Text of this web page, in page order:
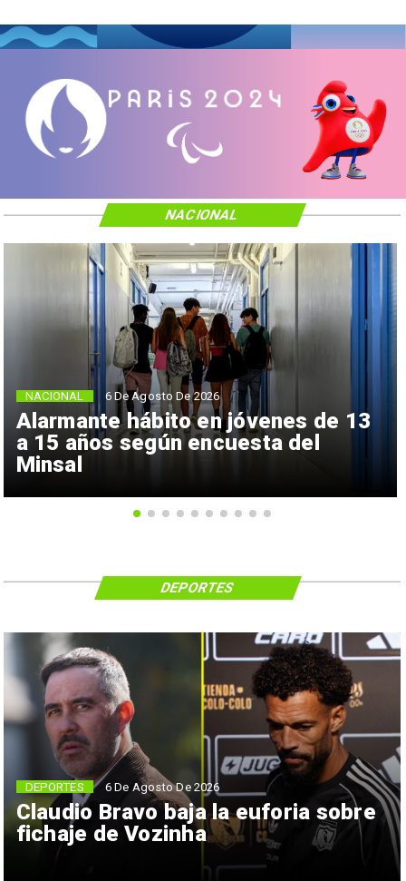
Alarmante hábito en jóvenes de 13
a 15 años según encuesta del
Minsal
NACIONAL 6 De Agosto De 2026
NACIONAL
Claudio Bravo baja la euforia sobre
fichaje de Vozinha
DEPORTES 6 De Agosto De 2026
DEPORTES